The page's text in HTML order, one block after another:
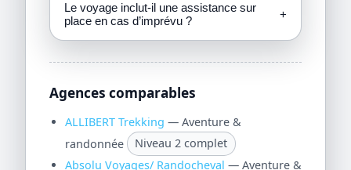
Le voyage inclut-il une assistance sur
place en cas d’imprévu ?
+
Agences comparables
ALLIBERT Trekking — Aventure &
randonnée
Niveau 2 complet
Absolu Voyages/ Randocheval — Aventure &